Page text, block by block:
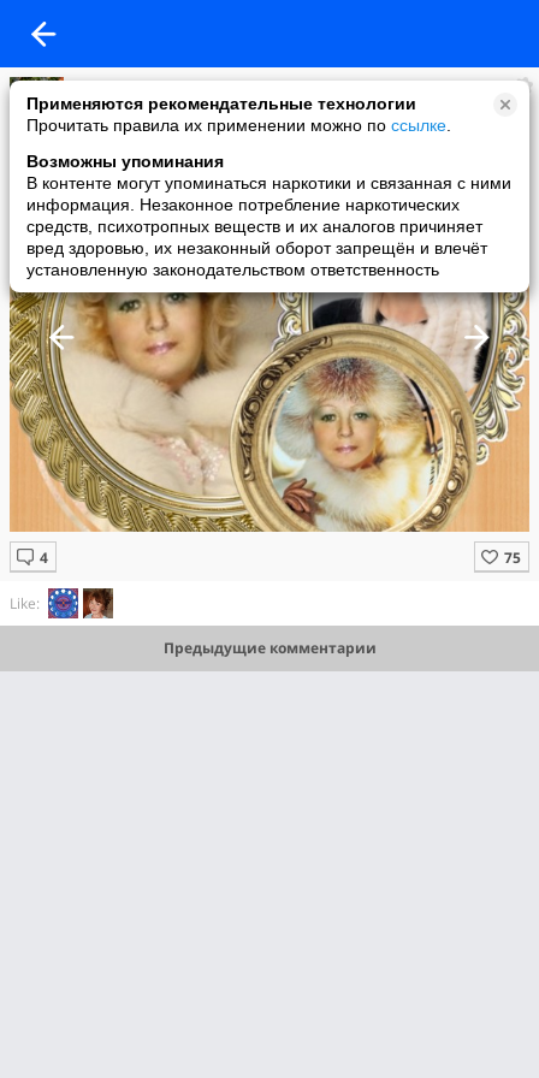
Применяются рекомендательные технологии
Прочитать правила их применении можно по ссылке
Возможны упоминания
В контенте могут упоминаться наркотики и связанная с ними
информация. Незаконное потребление наркотических
средств, психотропных веществ и их аналогов причиняет
вред здоровью, их незаконный оборот запрещён и влечёт
установленную законодательством ответственность
ЖЕМЧУЖИНКА
added a photo
22 Jan в 22:35
Like:
Предыдущие комментарии